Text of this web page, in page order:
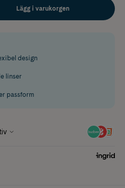
Lägg i varukorgen
design
linser
passform